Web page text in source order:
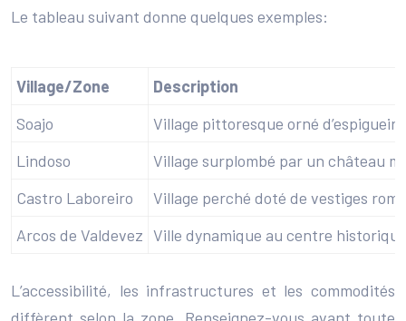
Le tableau suivant donne quelques exemples:
Village/Zone
Description
Soajo
Village pittoresque orné
Lindoso
Village surplombé par un château
Castro Laboreiro
Village perché doté de vestiges
Arcos de Valdevez Ville dynamique au centre
L’accessibilité, les infrastructures et les commodités
diffèrent selon la zone. Renseignez-vous avant toute